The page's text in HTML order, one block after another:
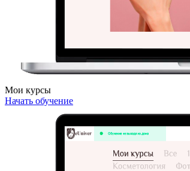
Мои курсы
Начать обучение